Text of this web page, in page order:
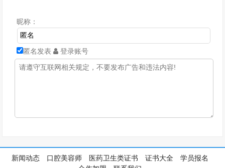
昵称：
匿名发表 登录账号
新闻动态 口腔美容师 医药卫生类证书 证书大全
学员报名